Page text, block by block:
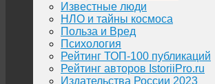
Известные люди
НЛО и тайны космоса
Польза и Вред
Психология
Рейтинг ТОП-100 публикаций
Рейтинг авторов IstoriiPro.ru
Издательства России 2023